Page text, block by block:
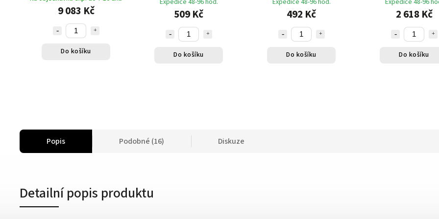
9 083 Kč
Do košíku
509 Kč
Do košíku
492 Kč
Do košíku
2 618 Kč
Do košíku
Popis Podobné (16) Diskuze
Detailní popis produktu